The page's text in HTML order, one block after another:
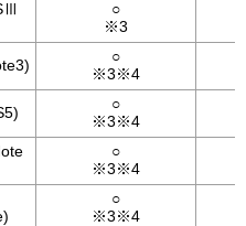
○
※3
○
※3※4
○
※3※4
○
※3※4
○
※3※4